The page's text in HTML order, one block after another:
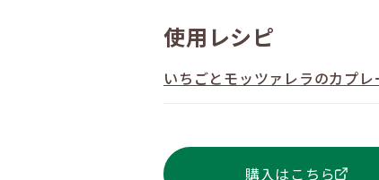
使用レシピ
いちごとモッツァレラのカプレ
購入はこちら